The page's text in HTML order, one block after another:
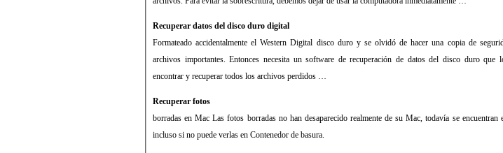
Recuperar datos del disco duro digital
Formateado accidentalmente el Western Digital disco duro y se olvidó de hacer una copia de
archivos importantes. Entonces necesita un software de recuperación de datos del disco duro que
encontrar y recuperar todos los archivos perdidos …
Recuperar fotos
borradas en Mac Las fotos borradas no han desaparecido realmente de su Mac, todavía se encuentran
incluso si no puede verlas en Contenedor de basura.